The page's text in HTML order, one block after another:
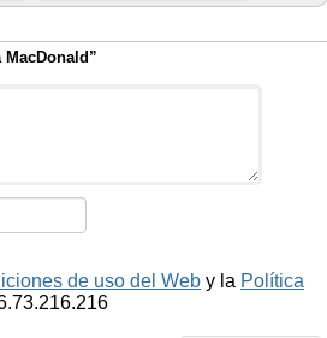
de uso del Web y la Política